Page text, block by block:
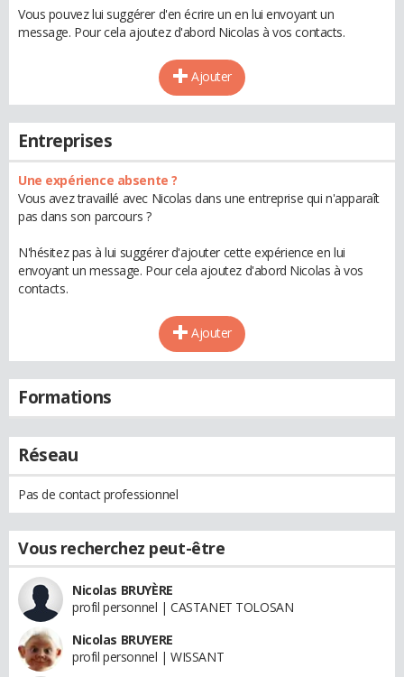
Vous pouvez lui suggérer d'en écrire un en lui envoyant un
message. Pour cela ajoutez d'abord Nicolas à vos contacts.
Ajouter
Entreprises
Une expérience absente ?
Vous avez travaillé avec Nicolas dans une entreprise qui n'apparaît
pas dans son parcours ?
N'hésitez pas à lui suggérer d'ajouter cette expérience en lui
envoyant un message. Pour cela ajoutez d'abord Nicolas à vos
contacts.
Ajouter
Formations
Réseau
Pas de contact professionnel
Vous recherchez peut-être
Nicolas BRUYÈRE
profil personnel | CASTANET TOLOSAN
Nicolas BRUYERE
profil personnel | WISSANT